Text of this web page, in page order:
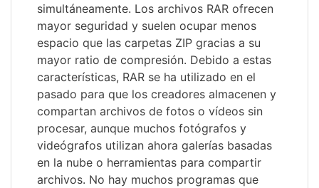
simultáneamente. Los archivos RAR ofrecen
mayor seguridad y suelen ocupar menos
espacio que las carpetas ZIP gracias a su
mayor ratio de compresión. Debido a estas
características, RAR se ha utilizado en el
pasado para que los creadores almacenen y
compartan archivos de fotos o vídeos sin
procesar, aunque muchos fotógrafos y
videógrafos utilizan ahora galerías basadas
en la nube o herramientas para compartir
archivos. No hay muchos programas que